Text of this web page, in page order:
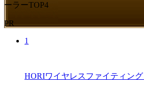
ーラーTOP4
PR
1
HORIワイヤレスファイティン